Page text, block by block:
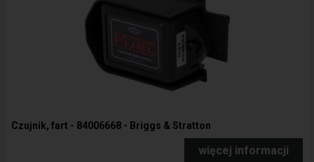
Czujnik, fart - 84006668 - Briggs & Stratton
więcej informacji